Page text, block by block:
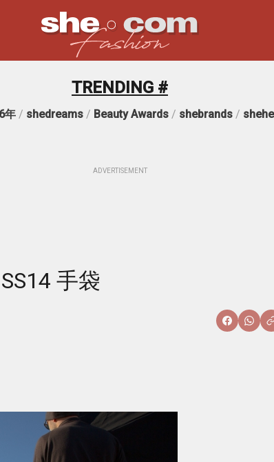
TRENDING #
年/ shedreams/ Beauty Awards/ shebrands/
ADVERTISEMENT
手袋